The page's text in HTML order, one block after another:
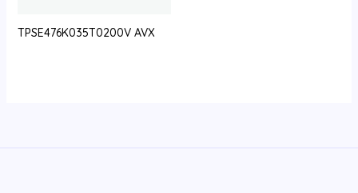
TPSE476K035T0200V AVX